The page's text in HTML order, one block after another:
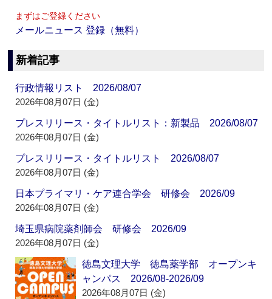
まずはご登録ください
メールニュース 登録（無料）
新着記事
行政情報リスト 2026/08/07
2026年08月07日 (金)
プレスリリース・タイトルリスト：新製品 2026/08/07
2026年08月07日 (金)
プレスリリース・タイトルリスト 2026/08/07
2026年08月07日 (金)
日本プライマリ・ケア連合学会 研修会 2026/09
2026年08月07日 (金)
埼玉県病院薬剤師会 研修会 2026/09
2026年08月07日 (金)
徳島文理大学 徳島薬学部 オープンキ
ャンパス 2026/08-2026/09
2026年08月07日 (金)